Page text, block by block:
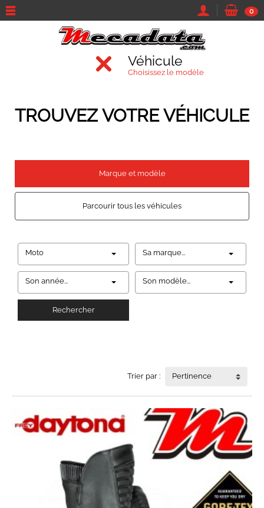
0
Véhicule
Choisissez le modèle
TROUVEZ VOTRE VÉHICULE
Marque et modèle
Parcourir tous les véhicules
Moto Sa marque...
Son année... Son modèle...
Rechercher
Trier par : Pertinence